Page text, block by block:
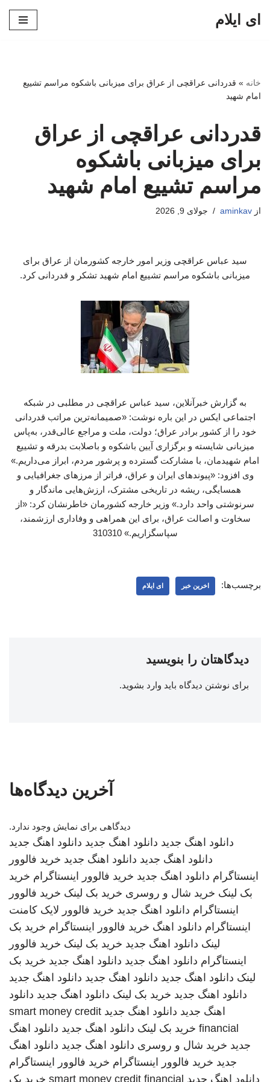
ای ایلام
خانه » قدردانی عراقچی از عراق برای میزبانی باشکوه مراسم تشییع
امام شهید
قدردانی عراقچی از عراق
برای میزبانی باشکوه
مراسم تشییع امام شهید
از aminkav جولای 9, 2026
سید عباس عراقچی وزیر امور خارجه کشورمان از عراق برای
میزبانی باشکوه مراسم تشییع امام شهید تشکر و قدردانی کرد.
به گزارش خبرآنلاین، سید عباس عراقچی در مطلبی در شبکه
اجتماعی ایکس در این باره نوشت: «صمیمانه‌ترین مراتب قدردانی
خود را از کشور برادر عراق؛ دولت، ملت و مراجع عالی‌قدر، به‌پاس
میزبانی شایسته و برگزاری آیین باشکوه و باصلابت بدرقه و تشییع
امام شهیدمان، با مشارکت گسترده و پرشور مردم، ابراز می‌داریم.»
وی افزود: «پیوندهای ایران و عراق، فراتر از مرزهای جغرافیایی و
همسایگی، ریشه در تاریخی مشترک، ارزش‌هایی ماندگار و
سرنوشتی واحد دارد.» وزیر خارجه کشورمان خاطرنشان کرد: «از
سخاوت و اصالت عراق، برای این همراهی و وفاداری ارزشمند،
سپاسگزاریم.» 310310
برچسب‌ها: اخرین خبر ای ایلام
دیدگاهتان را بنویسید
برای نوشتن دیدگاه باید وارد بشوید.
آخرین دیدگاه‌ها
دیدگاهی برای نمایش وجود ندارد.
دانلود اهنگ جدید دانلود اهنگ جدید دانلود اهنگ جدید
دانلود اهنگ جدید دانلود اهنگ جدید خرید فالوور
اینستاگرام دانلود اهنگ جدید خرید فالوور اینستاگرام خرید
بک لینک خرید شال و روسری خرید بک لینک خرید فالوور
اینستاگرام دانلود اهنگ جدید خرید فالوور لایک کامنت
اینستاگرام دانلود اهنگ خرید فالوور اینستاگرام خرید بک
لینک دانلود اهنگ جدید خرید بک لینک خرید فالوور
اینستاگرام دانلود اهنگ جدید دانلود اهنگ جدید خرید بک
لینک دانلود اهنگ جدید دانلود اهنگ جدید دانلود اهنگ جدید
دانلود اهنگ جدید خرید بک لینک دانلود اهنگ جدید دانلود
اهنگ جدید دانلود اهنگ جدید smart money credit
financial خرید بک لینک دانلود اهنگ جدید دانلود اهنگ
جدید خرید شال و روسری دانلود اهنگ جدید دانلود اهنگ
جدید خرید فالوور اینستاگرام خرید فالوور اینستاگرام
دانلود اهنگ جدید smart money credit financial خرید بک